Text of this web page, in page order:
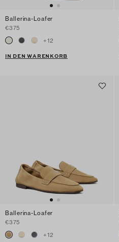
Ballerina-Loafer
€375
+12
IN DEN WARENKORB
Ballerina-Loafer
€375
+12